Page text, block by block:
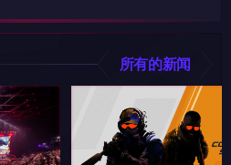
所有的新闻